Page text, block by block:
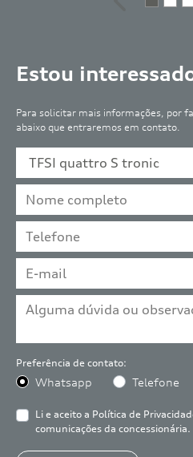
Estou
Para solicitar mais informações, por
abaixo que entraremos em contato.
Preferência de contato:
Whatsapp Telefone
Li e aceito a Política de
comunicações da concessionária.
Anterior